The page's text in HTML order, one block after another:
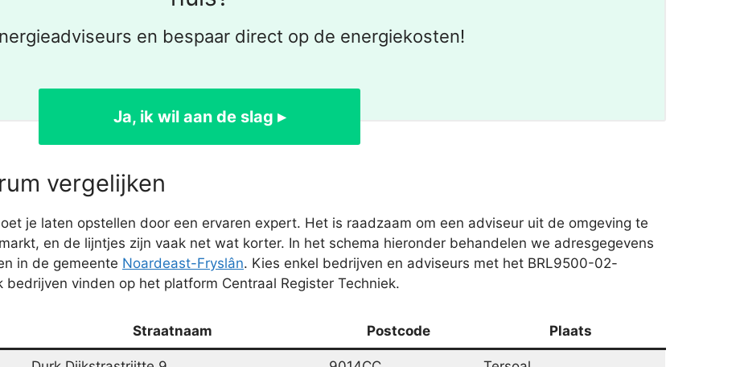
en bespaar direct op de energiekosten!
Ja, ik wil aan de slag ▸
vergelijken
je laten opstellen door een ervaren expert. Het is raadzaam om een adviseur uit de omgeving te
en de lijntjes zijn vaak net wat korter. In het schema hieronder behandelen we adresgegevens
in de gemeente Noardeast-Fryslân. Kies enkel bedrijven en adviseurs met het BRL9500-02-
vinden op het platform Centraal Register Techniek.
Straatnaam Postcode Plaats